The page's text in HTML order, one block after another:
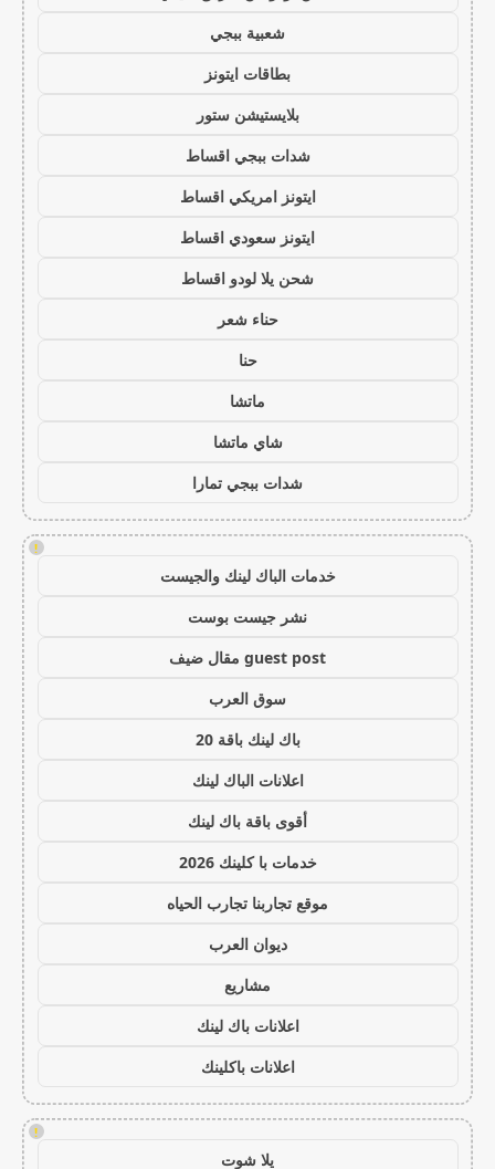
شعبية ببجي
بطاقات ايتونز
بلايستيشن ستور
شدات ببجي اقساط
ايتونز امريكي اقساط
ايتونز سعودي اقساط
شحن يلا لودو اقساط
حناء شعر
حنا
ماتشا
شاي ماتشا
شدات ببجي تمارا
!
خدمات الباك لينك والجيست
نشر جيست بوست
guest post مقال ضيف
سوق العرب
باك لينك باقة 20
اعلانات الباك لينك
أقوى باقة باك لينك
خدمات با كلينك 2026
موقع تجاربنا تجارب الحياه
ديوان العرب
مشاريع
اعلانات باك لينك
اعلانات باكلينك
!
يلا شوت